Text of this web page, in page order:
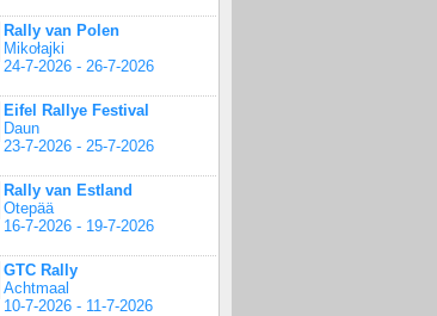
Rally van Polen
Mikołajki
24-7-2026 - 26-7-2026
Eifel Rallye Festival
Daun
23-7-2026 - 25-7-2026
Rally van Estland
Otepää
16-7-2026 - 19-7-2026
GTC Rally
Achtmaal
10-7-2026 - 11-7-2026